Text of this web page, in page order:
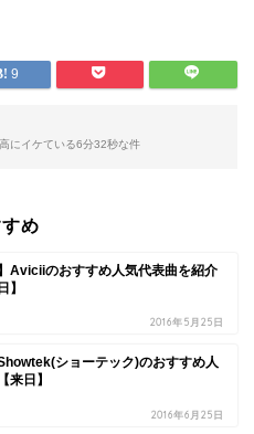
9
にイケている6分32秒な件
め
】Aviciiのおすすめ人気代表曲を紹介
】
2016年5月25日
ショーテック)のおすすめ人
来日】
2016年6月25日